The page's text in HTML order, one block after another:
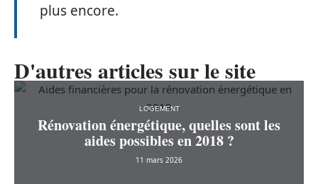
plus encore.
D'autres articles sur le site
LOGEMENT
Rénovation énergétique, quelles sont les
aides possibles en 2018 ?
11 mars 2026